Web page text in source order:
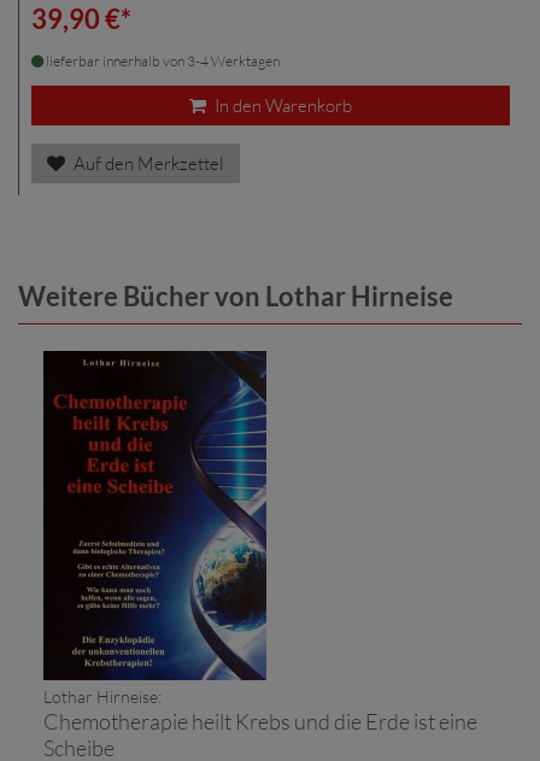
39,90 €*
lieferbar innerhalb von 3-4 Werktagen
In den Warenkorb
Auf den Merkzettel
Weitere Bücher von Lothar Hirneise
Lothar Hirneise:
Chemotherapie heilt Krebs und die Erde ist eine
Scheibe